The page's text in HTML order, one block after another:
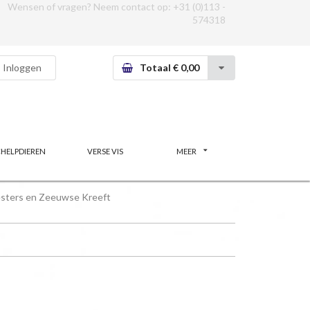
Wensen of vragen? Neem contact op: +31 (0)113 -
574318
Inloggen Totaal € 0,00
VERSE VIS MEER
en Zeeuwse Kreeft